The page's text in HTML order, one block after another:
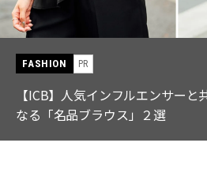
FASHION PR
【ICB】人気インフルエンサー
なる「名品ブラウス」２選